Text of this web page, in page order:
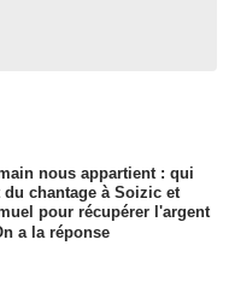
nous appartient : qui
du chantage à Soizic et
pour récupérer l'argent
a la réponse